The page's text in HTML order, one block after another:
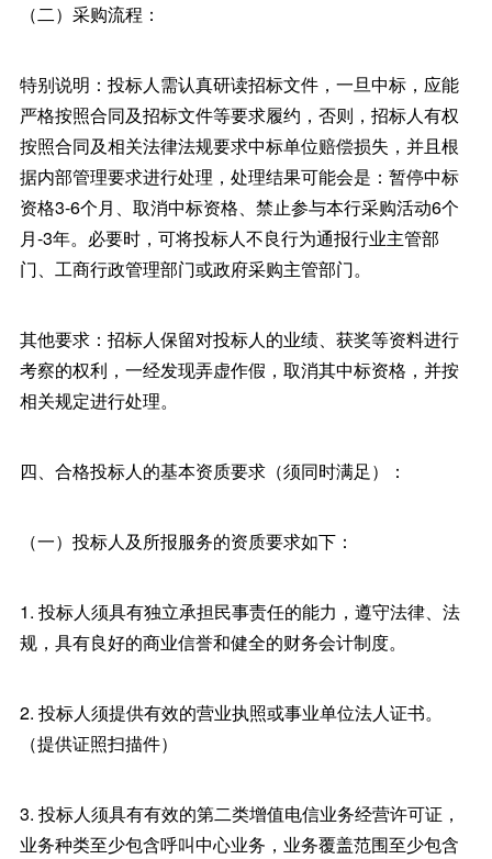
（二）采购流程：
特别说明：投标人需认真研读招标文件，一旦中标，应能
严格按照合同及招标文件等要求履约，否则，招标人有权
按照合同及相关法律法规要求中标单位赔偿损失，并且根
据内部管理要求进行处理，处理结果可能会是：暂停中标
资格3-6个月、取消中标资格、禁止参与本行采购活动6个
月-3年。必要时，可将投标人不良行为通报行业主管部
门、工商行政管理部门或政府采购主管部门。
其他要求：招标人保留对投标人的业绩、获奖等资料进行
考察的权利，一经发现弄虚作假，取消其中标资格，并按
相关规定进行处理。
四、合格投标人的基本资质要求（须同时满足）：
（一）投标人及所报服务的资质要求如下：
1. 投标人须具有独立承担民事责任的能力，遵守法律、法
规，具有良好的商业信誉和健全的财务会计制度。
2. 投标人须提供有效的营业执照或事业单位法人证书。
（提供证照扫描件）
3. 投标人须具有有效的第二类增值电信业务经营许可证，
业务种类至少包含呼叫中心业务，业务覆盖范围至少包含